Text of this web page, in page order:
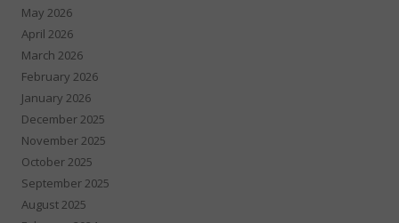
May 2026
April 2026
March 2026
February 2026
January 2026
December 2025
November 2025
October 2025
September 2025
August 2025